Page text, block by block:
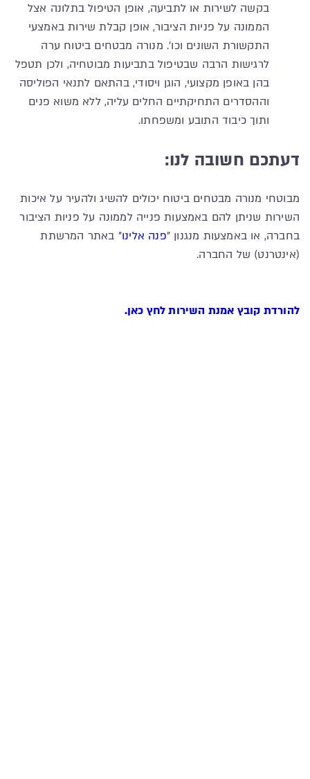
בקשה לשירות או לתביעה, אופן הטיפול בתלונה אצל
הממונה על פניות הציבור, אופן קבלת שירות באמצעי
התקשורת השונים וכו'. מנורה מבטחים ביטוח ערה
לרגישות הרבה שבטיפול בתביעות מבוטחיה, ולכן תטפל
בהן באופן מקצועי, הוגן ויסודי, בהתאם לתנאי הפוליסה
וההסדרים התחיקתיים החלים עליה, ללא משוא פנים
ותוך כיבוד התובע ומשפחתו.
דעתכם חשובה לנו:
מבוטחי מנורה מבטחים ביטוח יכולים להשיג ולהעיר על איכות
השירות שניתן להם באמצעות פנייה לממונה על פניות הציבור
בחברה, או באמצעות מנגנון "פנה אלינו" באתר המרשתת
(אינטרנט) של החברה.
להורדת קובץ אמנת השירות לחץ כאן.